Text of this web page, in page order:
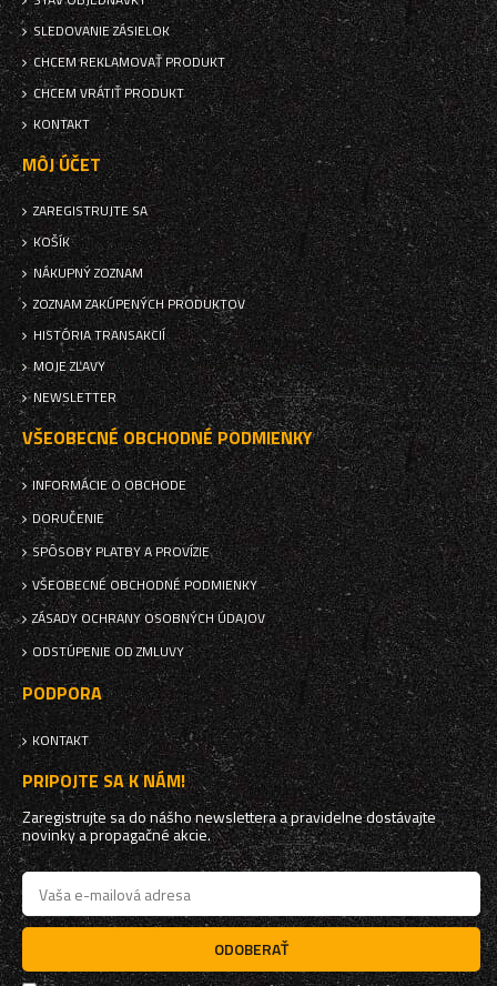
SLEDOVANIE ZÁSIELOK
CHCEM REKLAMOVAŤ PRODUKT
CHCEM VRÁTIŤ PRODUKT
KONTAKT
MÔJ ÚČET
ZAREGISTRUJTE SA
KOŠÍK
NÁKUPNÝ ZOZNAM
ZOZNAM ZAKÚPENÝCH PRODUKTOV
HISTÓRIA TRANSAKCIÍ
MOJE ZĽAVY
NEWSLETTER
VŠEOBECNÉ OBCHODNÉ PODMIENKY
INFORMÁCIE O OBCHODE
DORUČENIE
SPÔSOBY PLATBY A PROVÍZIE
VŠEOBECNÉ OBCHODNÉ PODMIENKY
ZÁSADY OCHRANY OSOBNÝCH ÚDAJOV
ODSTÚPENIE OD ZMLUVY
PODPORA
KONTAKT
PRIPOJTE SA K NÁM!
Zaregistrujte sa do nášho newslettera a pravidelne dostávajte
novinky a propagačné akcie.
ODOBERAŤ